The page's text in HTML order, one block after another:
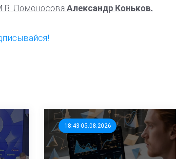
Ломоносова Александр Коньков.
18:43 05.08.2026